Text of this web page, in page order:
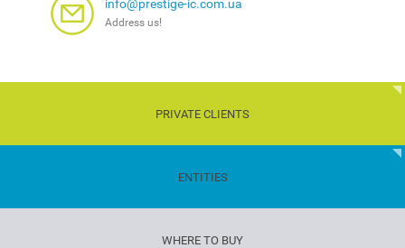
info@prestige-ic.com.ua
Address us!
PRIVATE CLIENTS
ENTITIES
WHERE TO BUY